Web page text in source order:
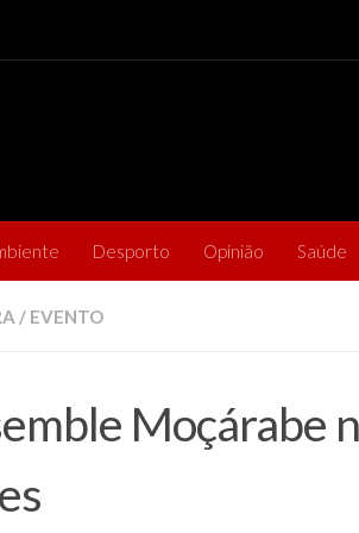
Desporto Opinião Saúde
/ EVENTO
Moçárabe